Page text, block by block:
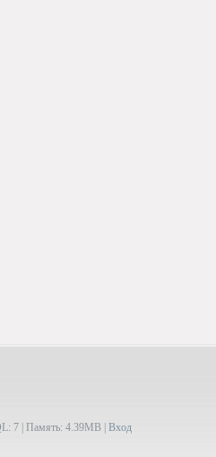
7 | Память: 4.39MB Вход